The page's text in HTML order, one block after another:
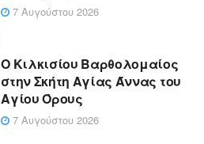
7 Αυγούστου 2026
Ο Κιλκισίου Βαρθολομαίος
στην Σκήτη Αγίας Άννας του
Αγίου Όρους
7 Αυγούστου 2026